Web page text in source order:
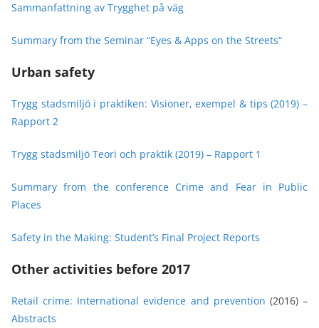
Sammanfattning av Trygghet på väg
Summary from the Seminar “Eyes & Apps on the Streets”
Urban safety
Trygg stadsmiljö i praktiken: Visioner, exempel & tips (2019) –
Rapport 2
Trygg stadsmiljö Teori och praktik (2019) – Rapport 1
Summary from the conference Crime and Fear in Public
Places
Safety in the Making: Student’s Final Project Reports
Other activities before 2017
Retail crime: International evidence and prevention (2016)–
Abstracts